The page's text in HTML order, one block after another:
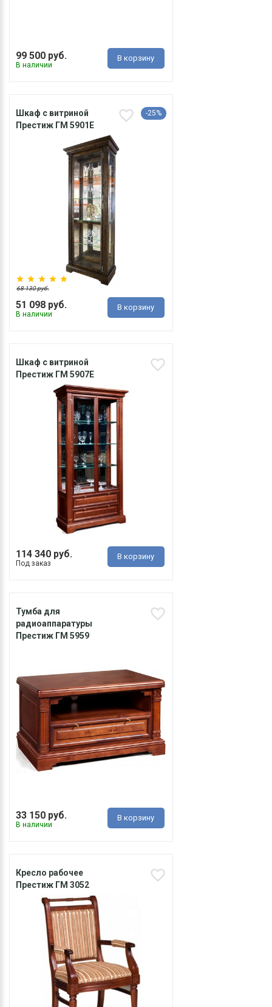
99 500 руб.
В наличии
В корзину
Шкаф с витриной
Престиж ГМ 5901E
-25%
51 098 руб.
68 130 руб.
В наличии
В корзину
Шкаф с витриной
Престиж ГМ 5907Е
114 340 руб.
Под заказ
В корзину
Тумба для
радиоаппаратуры
Престиж ГМ 5959
33 150 руб.
В наличии
В корзину
Кресло рабочее
Престиж ГМ 3052